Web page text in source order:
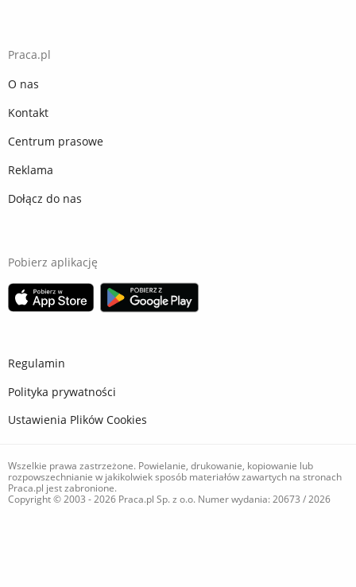
Praca.pl
O nas
Kontakt
Centrum prasowe
Reklama
Dołącz do nas
Pobierz aplikację
Regulamin
Polityka prywatności
Ustawienia Plików Cookies
Wszelkie prawa zastrzeżone. Powielanie, drukowanie, kopiowanie lub
rozpowszechnianie w jakikolwiek sposób materiałów zawartych na stronach
Praca.pl jest zabronione.
Copyright © 2003 - 2026 Praca.pl Sp. z o.o. Numer wydania: 20673 / 2026